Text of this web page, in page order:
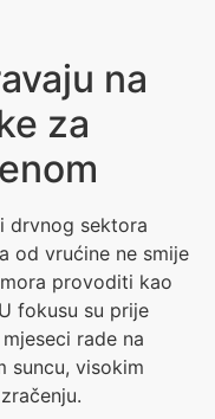
na
za
drvnog sektora
od vrućine ne smije
provoditi kao
fokusu su prije
rade na
suncu, visokim